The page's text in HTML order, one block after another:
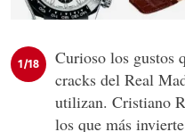
1/18
Curioso los gustos
cracks del Real
utilizan. Cristiano
los que más